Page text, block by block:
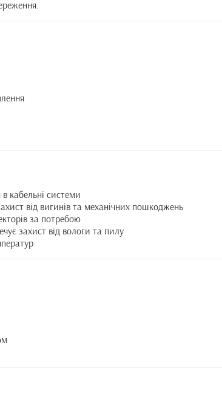
кабельні системи
від вигинів та механічних пошкоджень
за потребою
захист від вологи та пилу